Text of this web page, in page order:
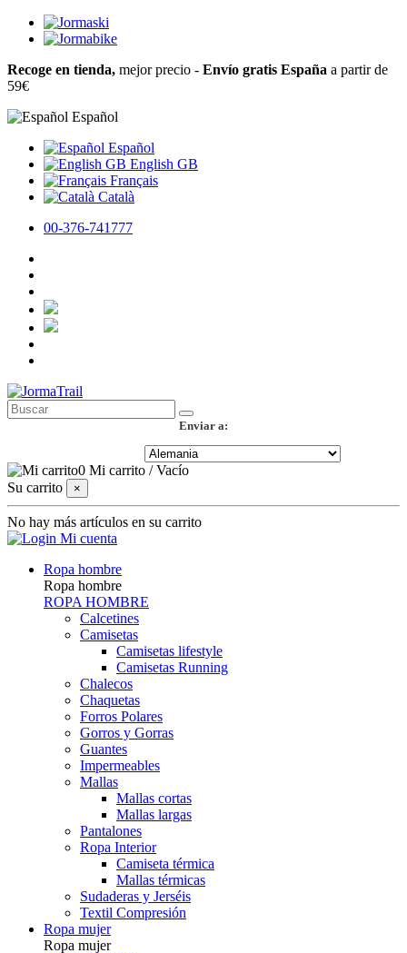
Recoge en tienda, mejor precio - Envío gratis España a partir de
59€
Español
Español
English GB
Français
Català
00-376-741777
Enviar a:
0 Mi carrito /Vacío
Su carrito
×
No hay más artículos en su carrito
Mi cuenta
Ropa hombre
Ropa hombre
ROPA HOMBRE
Calcetines
Camisetas
Camisetas lifestyle
Camisetas Running
Chalecos
Chaquetas
Forros Polares
Gorros y Gorras
Guantes
Impermeables
Mallas
Mallas cortas
Mallas largas
Pantalones
Ropa Interior
Camiseta térmica
Mallas térmicas
Sudaderas y Jerséis
Textil Compresión
Ropa mujer
Ropa mujer